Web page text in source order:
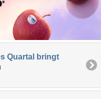
Quartal bringt